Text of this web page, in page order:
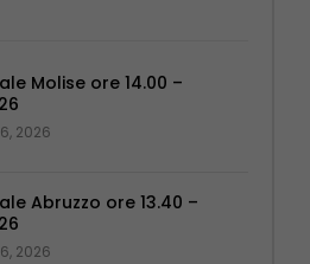
Molise ore 14.00 –
2026
Abruzzo ore 13.40 –
2026